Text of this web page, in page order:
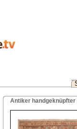
Antiker handgeknüpfter